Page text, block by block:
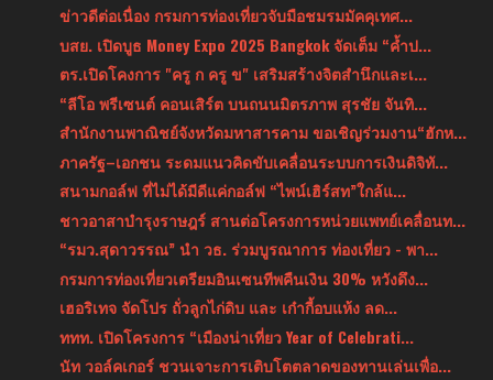
ข่าวดีต่อเนื่อง กรมการท่องเที่ยวจับมือชมรมมัคคุเทศ...
บสย. เปิดบูธ Money Expo 2025 Bangkok จัดเต็ม “ค้ำป...
ตร.เปิดโคงการ "ครู ก ครู ข" เสริมสร้างจิตสำนึกและเ...
“ลีโอ พรีเซนต์ คอนเสิร์ต บนถนนมิตรภาพ สุรชัย จันทิ...
สำนักงานพาณิชย์จังหวัดมหาสารคาม ขอเชิญร่วมงาน“ฮักห...
ภาครัฐ–เอกชน ระดมแนวคิดขับเคลื่อนระบบการเงินดิจิทั...
สนามกอล์ฟ ที่ไม่ได้มีดีแค่กอล์ฟ “ไพน์เฮิร์สท”ใกล้แ...
ชาวอาสาบำรุงราษฎร์ สานต่อโครงการหน่วยแพทย์เคลื่อนท...
“รมว.สุดาวรรณ” นำ วธ. ร่วมบูรณาการ ท่องเที่ยว - พา...
กรมการท่องเที่ยวเตรียมอินเซนทีพคืนเงิน 30% หวังดึง...
เฮอริเทจ จัดโปร ถั่วลูกไก่ดิบ และ เก๋ากี้อบแห้ง ลด...
ททท. เปิดโครงการ “เมืองน่าเที่ยว Year of Celebrati...
นัท วอล์คเกอร์ ชวนเจาะการเติบโตตลาดของทานเล่นเพื่อ...